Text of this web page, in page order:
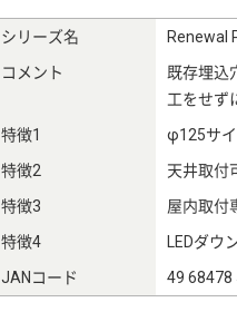
シリーズ名
Renewal
コメント
既存埋込
工をせず
特徴1
φ125サ
特徴2
天井取付
特徴3
屋内取付
特徴4
LEDダウ
JANコード
49 68478